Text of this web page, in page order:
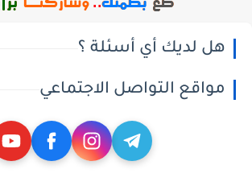
هل لديك أي أسئلة ؟
مواقع التواصل الاجتماعي